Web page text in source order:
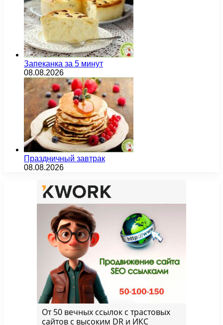
Запеканка за 5 минут
08.08.2026
Праздничный завтрак
08.08.2026